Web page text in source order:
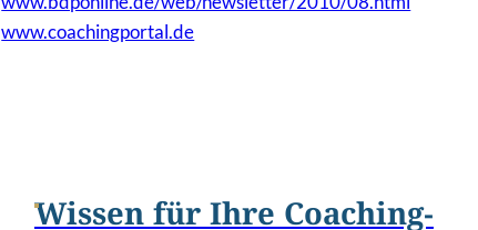
www.coachingportal.de
Wissen für Ihre Coaching-